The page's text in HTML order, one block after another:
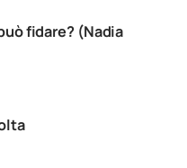
fidare? (Nadia